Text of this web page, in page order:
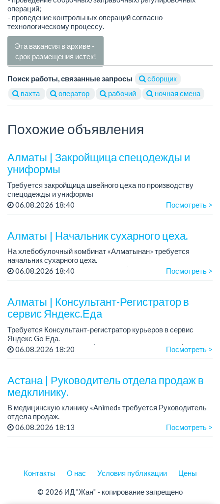
операций;
- проведение контрольных операций согласно
технологическому процессу.
Эта вакансия в архиве -
срок размещения истек!
Поиск работы, связанные запросы
сборщик
вахта
оператор рабочий ночная смена
Похожие объявления
Алматы | Закройщица спецодежды и
униформы
Требуется закройщица швейного цеха по производству
спецодежды и униформы
Рабочий день с 9:00 до 18:00
06.08.2026 18:40 Посмотреть >
Алматы | Начальник сухарного цеха.
На хлебобулочный комбинат «Алматынан» требуется
начальник сухарного цеха.
Зарплата: от 300 000 тенге на руки (обсуждается на
Требования: оп...
06.08.2026 18:40 Посмотреть >
Алматы | Консультант-Регистратор в
сервис Яндекс.Еда
Требуется Консультант-регистратор курьеров в сервис
Яндекс Go Еда.
Условия: работа в офисе (Абылай хана - Макатаева).
06.08.2026 18:20 Посмотреть >
Астана | Руководитель отдела продаж в
медклинику.
В медицинскую клинику «Animed» требуется Руководитель
отдела продаж.
Зарплата: от 1 200 000 тенге в месяц.
06.08.2026 18:13 Посмотреть >
Контакты О нас Условия публикации Цены
© 2026 ИД "Жан" - копирование запрещено